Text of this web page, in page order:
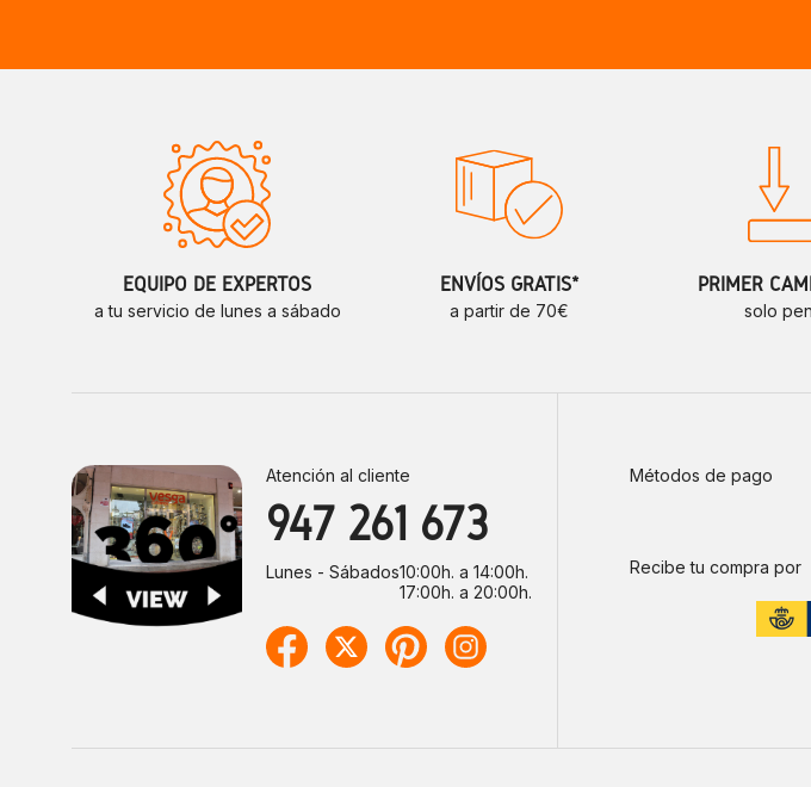
EQUIPO DE EXPERTOS
a tu servicio de lunes a sábado
ENVÍOS GRATIS*
a partir de 70€
PRIMER
solo
Atención al cliente
947 261 673
Lunes - Sábados10:00h. a 14:00h.
17:00h. a 20:00h.
Métodos de pago
Recibe tu compra por